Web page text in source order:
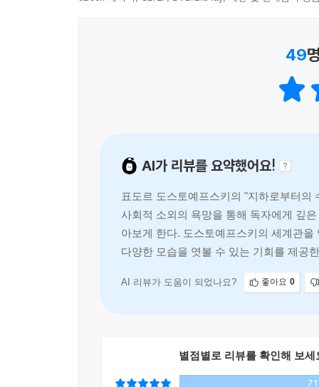
구린내 나고 추악한 자신의 지하에서 우리 생쥐
쪽에서 훨씬 더 수치스러운 세부 사항을 덧붙이
19세기 리얼리즘 소설의 문법을 비켜 나간 의식과
도스토예프스키는 소설가로서 주목받기 시작
시베리아에서 복무했는데, 특히 감옥 생활을 하
완전히 다른 성격을 띠게 된 것은 그리 놀라운 일
“그동안 그 누구도 시도하지 않았던” 새로운 소
49
AI가 리뷰를 요약했어요!
표도르 도스토예프스키의 "지하로부터
사회적 소외의 욕망을 통해 독자에게 깊
아보게 한다. 도스토예프스키의 세계관
다양한 모습을 엿볼 수 있는 기회를 제공
AI 리뷰가 도움이 되었나요? 좋아요 0
별점별로 리뷰를 확인해 보세